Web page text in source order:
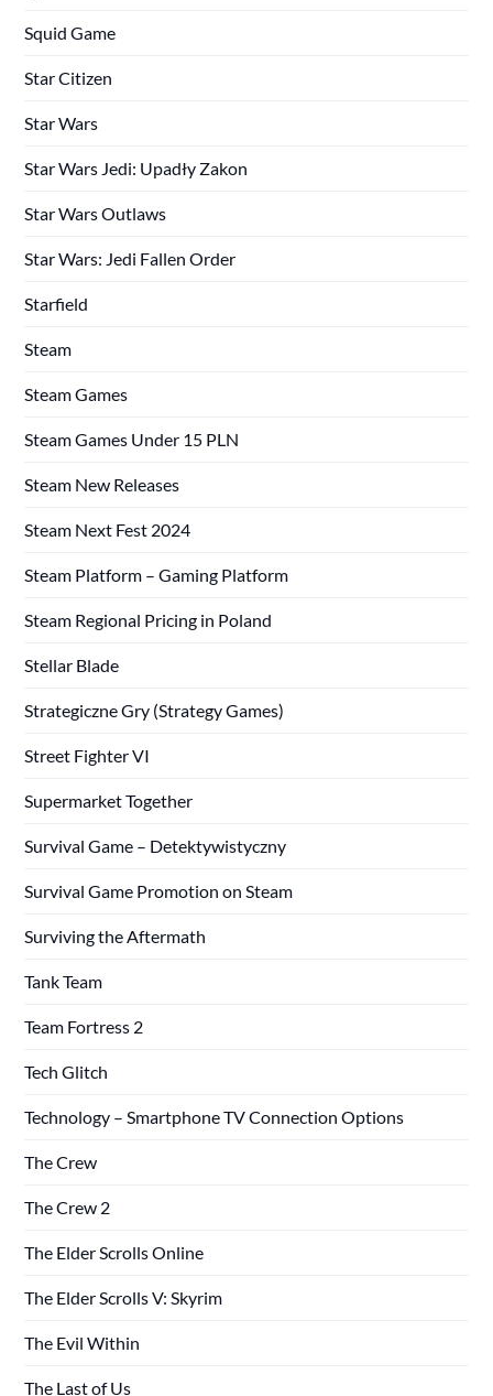
Squid Game
Star Citizen
Star Wars
Star Wars Jedi: Upadły Zakon
Star Wars Outlaws
Star Wars: Jedi Fallen Order
Starfield
Steam
Steam Games
Steam Games Under 15 PLN
Steam New Releases
Steam Next Fest 2024
Steam Platform – Gaming Platform
Steam Regional Pricing in Poland
Stellar Blade
Strategiczne Gry (Strategy Games)
Street Fighter VI
Supermarket Together
Survival Game – Detektywistyczny
Survival Game Promotion on Steam
Surviving the Aftermath
Tank Team
Team Fortress 2
Tech Glitch
Technology – Smartphone TV Connection Options
The Crew
The Crew 2
The Elder Scrolls Online
The Elder Scrolls V: Skyrim
The Evil Within
The Last of Us